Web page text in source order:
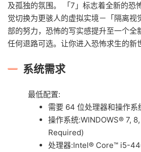
及孤独的氛围。 「7」标志着全新的恐
觉切换为更骇人的虚拟实境－「隔离视
部的努力，恐怖的写实感提升至一个全
任何退路可选。让你进入恐怖求生的新
系统需求
最低配置:
需要 64 位处理器和操作系
操作系统:WINDOWS® 7,
Required)
处理器:Intel® Core™ i5-